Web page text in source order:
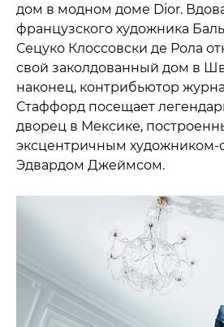
дом в модном доме Dior. Вдова знаменитого
французского художника
Сецуко Клоссовски де Рола
свой заколдованный дом в Швейцарии. И,
наконец, контрибьютор
Стаффорд посещает легендарный Las Pozas -
дворец в Мексике,
эксцентричным художником-сюрреалистом
Эдвардом Джеймсом.